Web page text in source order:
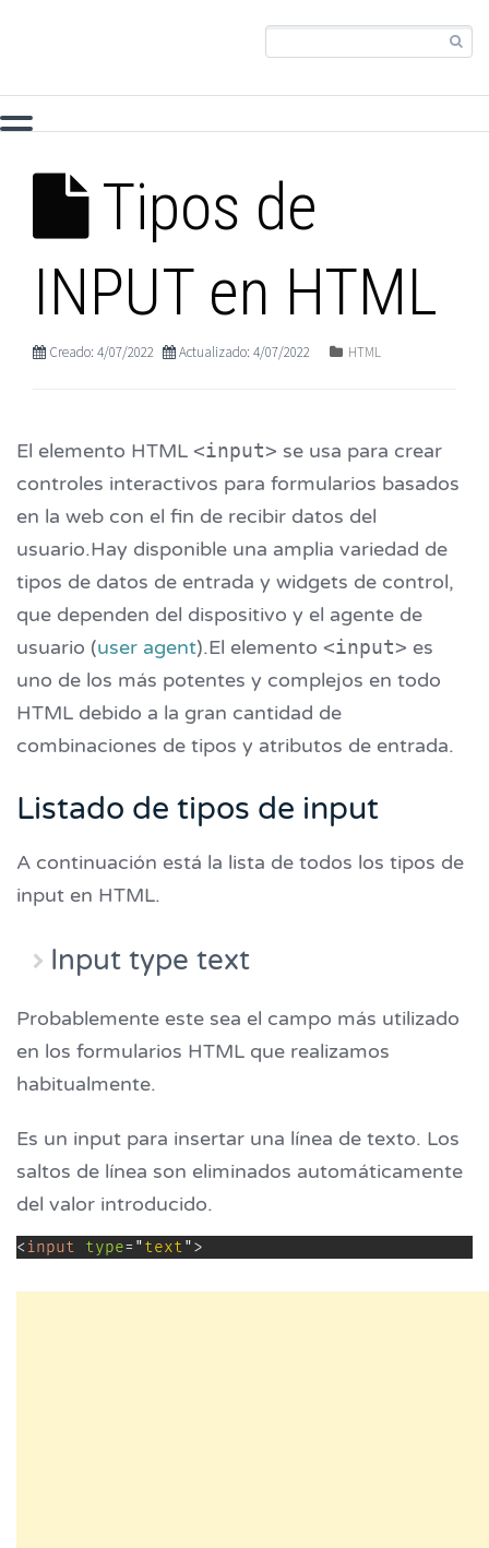
Tipos de
INPUT en HTML
Creado: 4/07/2022 Actualizado: 4/07/2022 HTML
El elemento HTML <input> se usa para crear
controles interactivos para formularios basados
en la web con el fin de recibir datos del
usuario.Hay disponible una amplia variedad de
tipos de datos de entrada y widgets de control,
que dependen del dispositivo y el agente de
usuario (user agent).El elemento <input> es
uno de los más potentes y complejos en todo
HTML debido a la gran cantidad de
combinaciones de tipos y atributos de entrada.
Listado de tipos de input
A continuación está la lista de todos los tipos de
input en HTML.
Input type text
Probablemente este sea el campo más utilizado
en los formularios HTML que realizamos
habitualmente.
Es un input para insertar una línea de texto. Los
saltos de línea son eliminados automáticamente
del valor introducido.
<input type= "text">